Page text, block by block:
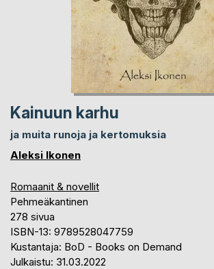
Kainuun karhu
ja muita runoja ja kertomuksia
Aleksi Ikonen
Romaanit & novellit
Pehmeäkantinen
278 sivua
ISBN-13: 9789528047759
Kustantaja: BoD - Books on Demand
Julkaistu: 31.03.2022